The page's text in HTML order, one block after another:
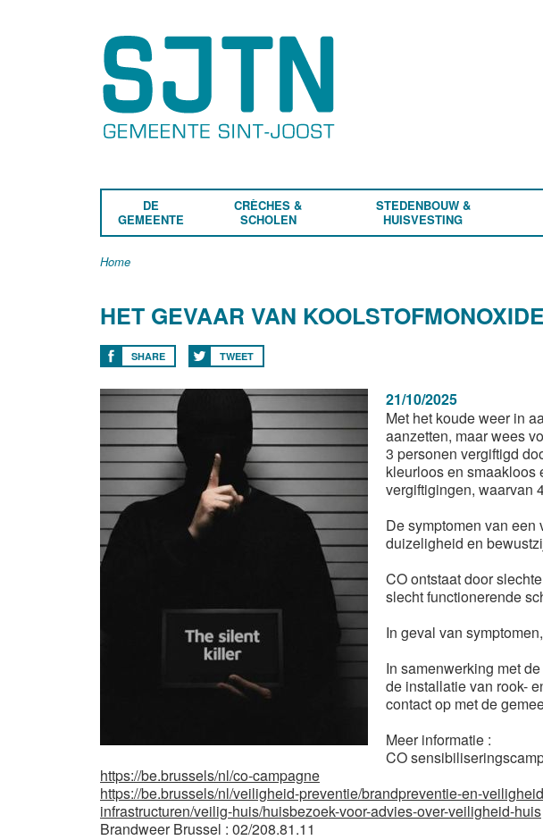
DE
GEMEENTE
CRÈCHES &
SCHOLEN
STEDENBOUW &
HUISVESTING
Home
HET GEVAAR VAN KOOLSTOFMONOXIDE
SHARE TWEET
21/10/2025
Met het koude weer in
aanzetten, maar wees
3 personen vergiftigd
kleurloos en smaakloos
vergiftigingen, waarvan
De symptomen van
duizeligheid en
CO ontstaat door
slecht functionerende
In geval van
In samenwerking met
de installatie van rook-
contact op met de
Meer informatie :
CO
https://be.brussels/nl/co-campagne
https://be.brussels/nl/veiligheid-preventie/brandpreventie-en-
infrastructuren/veilig-huis/huisbezoek-voor-advies-over-veiligheid-huis
Brandweer Brussel : 02/208.81.11